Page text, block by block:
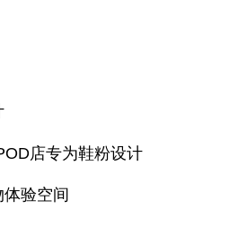
店专为鞋粉设计
验空间